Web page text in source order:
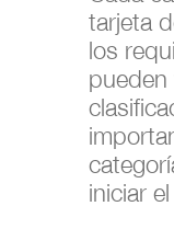
tarjeta
los
pueden
iniciar